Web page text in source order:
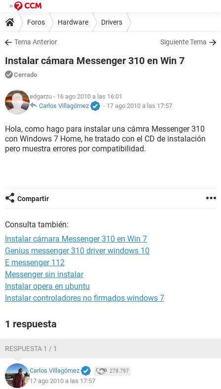
Foros Hardware Drivers
Tema Anterior Siguiente Tema
Instalar cámara Messenger 310 en Win 7
Cerrado
edgarzu - 16 ago 2010 a las 16:01
Carlos Villagómez
- 17 ago 2010 a las 17:57
Hola, como hago para instalar una cámra Messenger 310
con Windows 7 Home, he tratado con el CD de instalación
pero muestra errores por compatibilidad.
Compartir
Consulta también:
Instalar cámara Messenger 310 en Win 7
Genius messenger 310 driver windows 10
E messenger 112
Messenger sin instalar
Instalar opera en ubuntu
Instalar controladores no firmados windows 7
1 respuesta
RESPUESTA 1 / 1
Carlos Villagómez 278.797
17 ago 2010 a las 17:57